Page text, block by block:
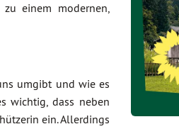
einem modernen,
umgibt und wie es
wichtig, dass neben
ein. Allerdings